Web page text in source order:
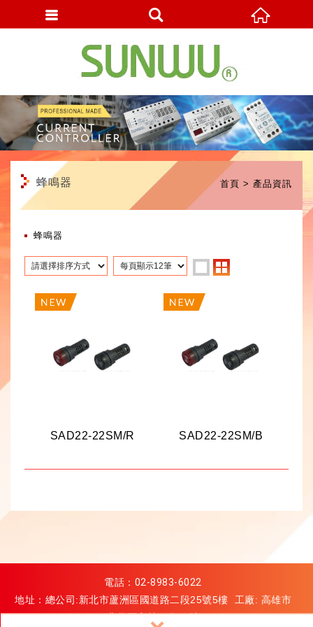
首頁 產品資訊
蜂鳴器
蜂鳴器
SAD22-22SM/R SAD22-22SM/B
電話： 02-8983-6022
地址：總公司:新北市蘆洲區國道路二段25號5樓 工廠: 高雄市
燕巢區安林二街68號